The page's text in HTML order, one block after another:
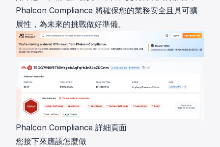
Phalcon Compliance 將確保您的業務安全且具可擴
展性，為未來的挑戰做好準備。
Phalcon Compliance 詳細頁面
您接下來應該怎麼做